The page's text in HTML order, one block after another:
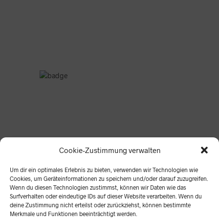
Cookie-Zustimmung verwalten
Um dir ein optimales Erlebnis zu bieten, verwenden wir Technologien wie
Cookies, um Geräteinformationen zu speichern und/oder darauf zuzugreifen.
Wenn du diesen Technologien zustimmst, können wir Daten wie das
Surfverhalten oder eindeutige IDs auf dieser Website verarbeiten. Wenn du
deine Zustimmung nicht erteilst oder zurückziehst, können bestimmte
Merkmale und Funktionen beeinträchtigt werden.